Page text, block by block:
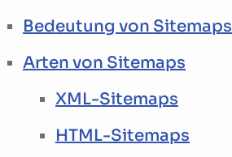
Bedeutung von Sitemaps
Arten von Sitemaps
XML-Sitemaps
HTML-Sitemaps